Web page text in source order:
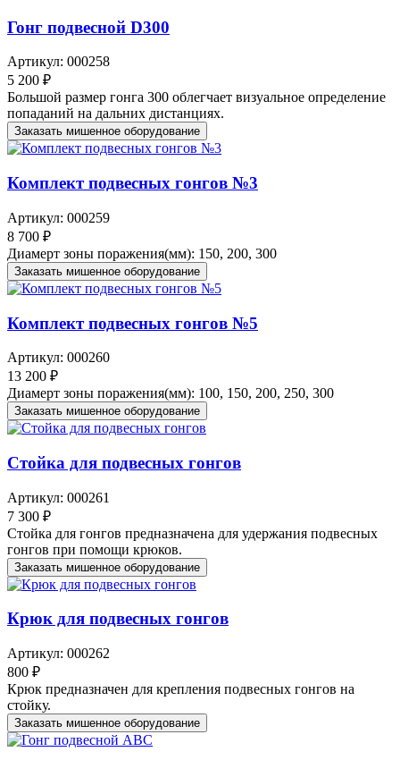
Гонг подвесной D300
Артикул: 000258
5 200 ₽
Большой размер гонга 300 облегчает визуальное определение
попаданий на дальних дистанциях.
Заказать мишенное оборудование
Комплект подвесных гонгов №3
Артикул: 000259
8 700 ₽
Диамерт зоны поражения(мм): 150, 200, 300
Заказать мишенное оборудование
Комплект подвесных гонгов №5
Артикул: 000260
13 200 ₽
Диамерт зоны поражения(мм): 100, 150, 200, 250, 300
Заказать мишенное оборудование
Стойка для подвесных гонгов
Артикул: 000261
7 300 ₽
Стойка для гонгов предназначена для удержания подвесных
гонгов при помощи крюков.
Заказать мишенное оборудование
Крюк для подвесных гонгов
Артикул: 000262
800 ₽
Крюк предназначен для крепления подвесных гонгов на
стойку.
Заказать мишенное оборудование